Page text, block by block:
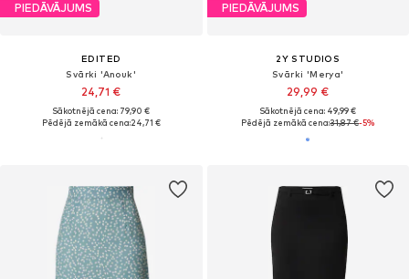
PIEDĀVĀJUMS
EDITED
Svārki 'Anouk'
24,71 €
Sākotnējā cena: 79,90 €
Pēdējā zemākā cena:24,71 €
PIEDĀVĀJUMS
2Y STUDIOS
Svārki 'Merya'
29,99 €
Sākotnējā cena: 49,99 €
Pēdējā zemākā cena:31,87 €-5%